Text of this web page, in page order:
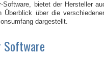
Software, bietet der Hersteller
Überblick über die
dargestellt.
Software